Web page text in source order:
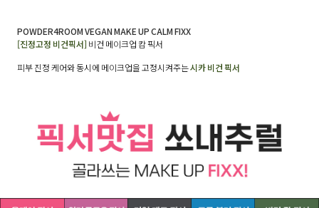
POWDER4ROOM VEGAN MAKE UP CALM FIXX
[진정고정 비건픽서] 비건 메이크업 캄 픽서
피부 진정 케어와 동시에 메이크업을 고정시켜주는시카 비건 픽서